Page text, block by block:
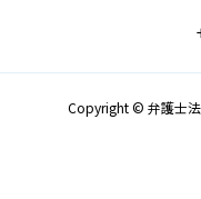
Copyright © 弁護士法